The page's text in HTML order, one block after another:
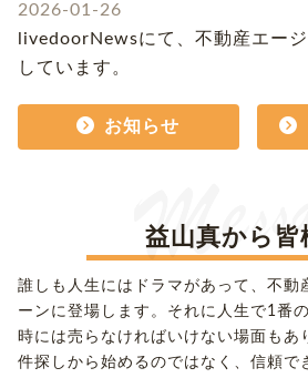
2026-01-26
livedoorNewsにて、不動産エー
しています。
お知らせ
益山真から皆
誰しも人生にはドラマがあって、不動
ーンに登場します。それに人生で1番
時には売らなければいけない場面もあ
件探しから始めるのではなく、信頼で